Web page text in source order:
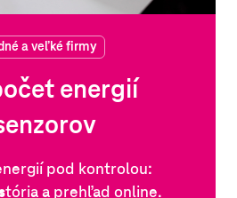
a veľké firmy
energií
pod kontrolou:
a prehľad online.